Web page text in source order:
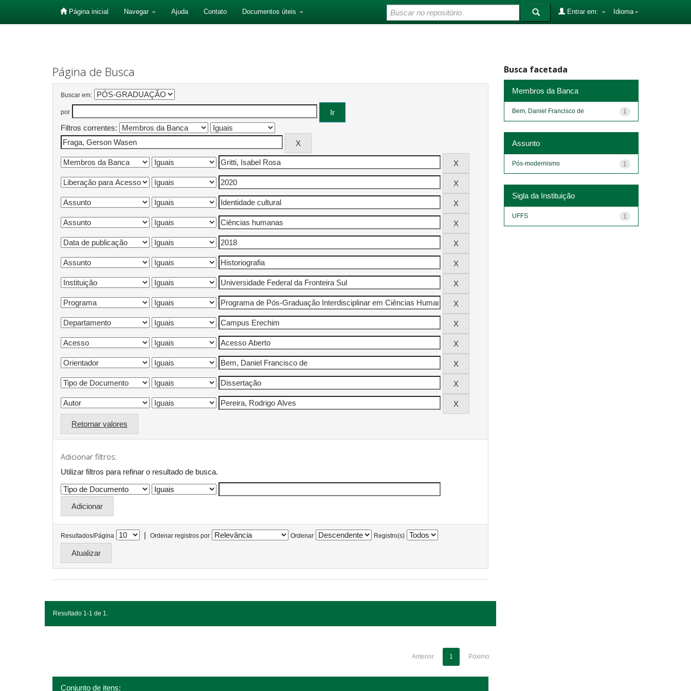
Página inicial Navegar Ajuda Contato Documentos úteis Idioma
Entrar em:
Página de Busca
Buscar em:
por
Filtros correntes:
Retornar valores
Adicionar filtros:
Utilizar filtros para refinar o resultado de busca.
Resultados/Página | Ordenar registros por Ordenar Registro(s)
Resultado 1-1 de 1.
Anterior 1 Póximo
Conjunto de itens:
Busca facetada
Membros da Banca
1
Bem, Daniel Francisco de
Assunto
1
Pós-modernismo
Sigla da Instituição
1
UFFS